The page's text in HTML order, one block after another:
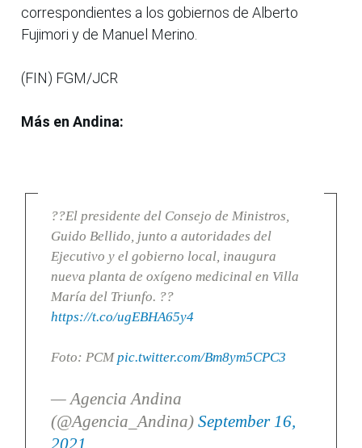
correspondientes a los gobiernos de Alberto
Fujimori y de Manuel Merino.
(FIN) FGM/JCR
Más en Andina:
??El presidente del Consejo de Ministros,
Guido Bellido, junto a autoridades del
Ejecutivo y el gobierno local, inaugura
nueva planta de oxígeno medicinal en Villa
María del Triunfo. ??
https://t.co/ugEBHA65y4
Foto: PCMpic.twitter.com/Bm8ym5CPC3
— Agencia Andina
(@Agencia_Andina) September 16,
2021